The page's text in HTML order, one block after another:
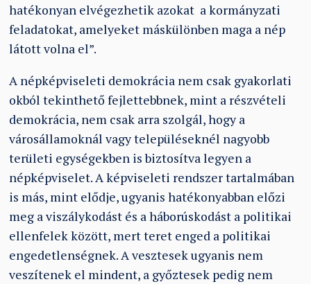
hatékonyan elvégezhetik azokat a kormányzati
feladatokat, amelyeket máskülönben maga a nép
látott volna el”.
A népképviseleti demokrácia nem csak gyakorlati
okból tekinthető fejlettebbnek, mint a részvételi
demokrácia, nem csak arra szolgál, hogy a
városállamoknál vagy településeknél nagyobb
területi egységekben is biztosítva legyen a
népképviselet. A képviseleti rendszer tartalmában
is más, mint elődje, ugyanis hatékonyabban előzi
meg a viszálykodást és a háborúskodást a politikai
ellenfelek között, mert teret enged a politikai
engedetlenségnek. A vesztesek ugyanis nem
veszítenek el mindent, a győztesek pedig nem